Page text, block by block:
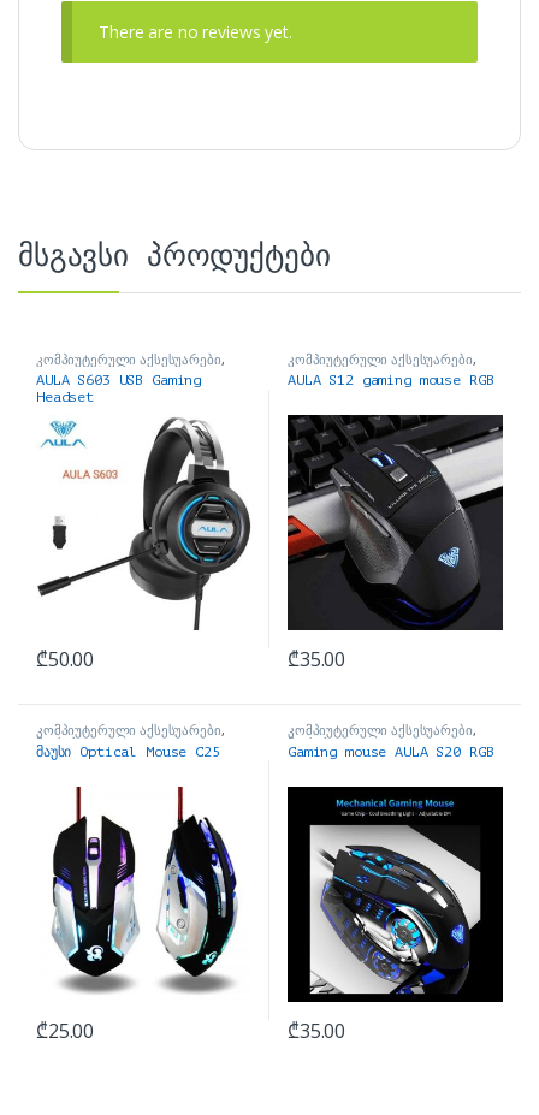
There are no reviews yet.
მსგავსი პროდუქტები
კომპიუტერული აქსესუარები,
ყურსასმენები
AULA S603 USB Gaming
Headset
₾50.00
კომპიუტერული აქსესუარები,
მაუსები
AULA S12 gaming mouse RGB
₾35.00
კომპიუტერული აქსესუარები,
მაუსები
მაუსი Optical Mouse C25
₾25.00
კომპიუტერული აქსესუარები,
მაუსები
Gaming mouse AULA S20 RGB
₾35.00